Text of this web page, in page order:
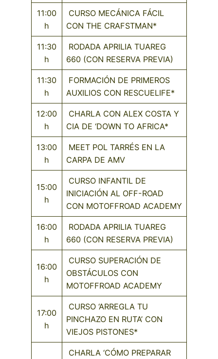
11:00
h
CURSO MECÁNICA FÁCIL
CON THE CRAFSTMAN*
11:30
h
RODADA APRILIA TUAREG
660 (CON RESERVA PREVIA)
11:30
h
FORMACIÓN DE PRIMEROS
AUXILIOS CON RESCUELIFE*
12:00
h
CHARLA CON ALEX COSTA Y
CIA DE ‘DOWN TO AFRICA*
13:00
h
MEET POL TARRÉS EN LA
CARPA DE AMV
15:00
h
CURSO INFANTIL DE
INICIACIÓN AL OFF-ROAD
CON MOTOFFROAD ACADEMY
16:00
h
RODADA APRILIA TUAREG
660 (CON RESERVA PREVIA)
16:00
h
CURSO SUPERACIÓN DE
OBSTÁCULOS CON
MOTOFFROAD ACADEMY
17:00
h
CURSO ‘ARREGLA TU
PINCHAZO EN RUTA’ CON
VIEJOS PISTONES*
CHARLA ‘CÓMO PREPARAR